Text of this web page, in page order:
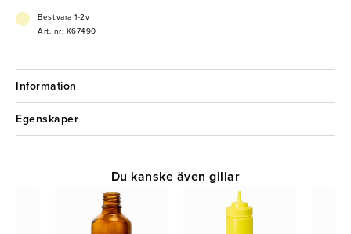
Best.vara 1-2v
Art. nr: K67490
Information
Egenskaper
Du kanske även gillar